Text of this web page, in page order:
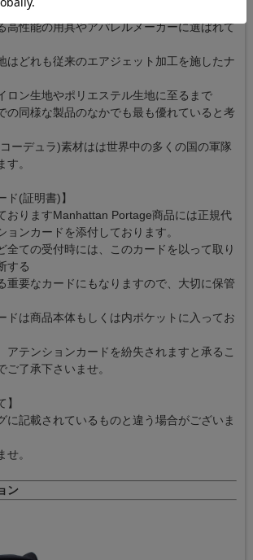
コーデュラ)素材は45年以上にわたり
高性能の用具やアパレルメーカーに選ばれて
はどれも従来のエアジェット加工を施したナ
ロン生地やポリエステル生地に至るまで
の同様な製品のなかでも最も優れていると考
ーデュラ)素材はは世界中の多くの国の軍隊
。
ド(証明書)】
おりますManhattan Portage商品には正規代
ョンカードを添付しております。
全ての受付時には、このカードを以って取り
する
重要なカードにもなりますので、大切に保管
ドは商品本体もしくは内ポケットに入ってお
テンションカードを紛失されますと承るこ
ご了承下さいませ。
】
に記載されているものと違う場合がございま
。
ン